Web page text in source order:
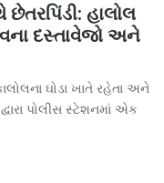
છેતરપિંડી: હાલોલ
દસ્તાવેજો અને
ઘોડા ખાતે રહેતા અને
પોલીસ સ્ટેશનમાં એક